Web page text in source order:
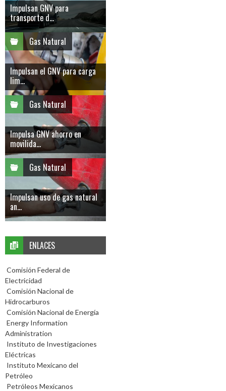
Impulsan GNV para
transporte d...
Gas Natural
Impulsan el GNV para carga
lim...
Gas Natural
Impulsa GNV ahorro en
movilida...
Gas Natural
Impulsan uso de gas natural
an...
ENLACES
Comisión Federal de
Electricidad
Comisión Nacional de
Hidrocarburos
Comisión Nacional de Energía
Energy Information
Administration
Instituto de Investigaciones
Eléctricas
Instituto Mexicano del
Petróleo
Petróleos Mexicanos